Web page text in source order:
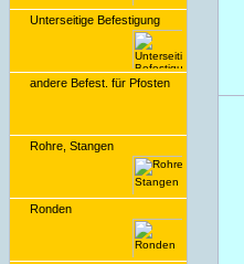
Unterseitige Befestigung
andere Befest. für Pfosten
Rohre, Stangen
Ronden